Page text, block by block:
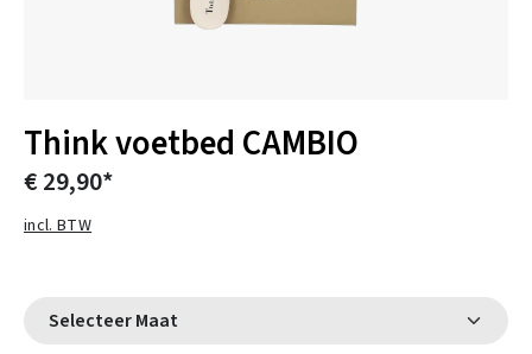
Think voetbed CAMBIO
€ 29,90*
incl. BTW
Selecteer Maat